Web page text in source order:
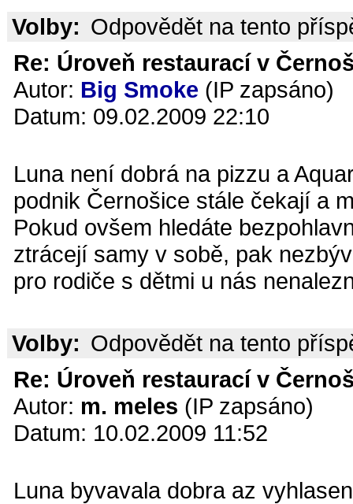
Volby: Odpovědět na tento
Re: Úroveň restaurací v
Autor: Big Smoke (IP zapsáno)
Datum: 09.02.2009 22:10
Luna není dobrá na pizzu a
podnik Černošice stále čekají a
Pokud ovšem hledáte
ztrácejí samy v sobě, pak
pro rodiče s dětmi u nás
Volby: Odpovědět na tento
Re: Úroveň restaurací v
Autor: m. meles (IP zapsáno)
Datum: 10.02.2009 11:52
Luna byvavala dobra az